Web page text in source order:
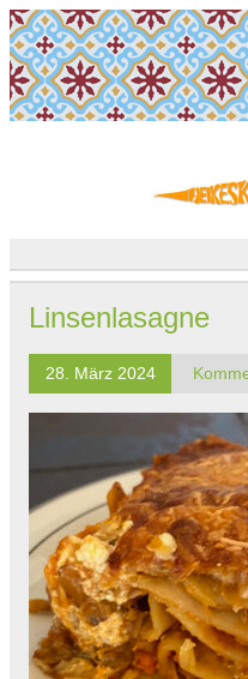
Linsenlasagne
28. März 2024